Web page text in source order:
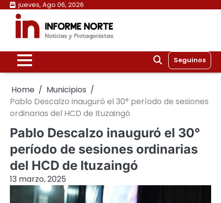
Skip
content
jueves, Ago 06, 2026
Seguinos
Home
Municipios
Pablo Descalzo inauguró el 30° período de sesiones
ordinarias del HCD de Ituzaingó
Pablo Descalzo inauguró el 30°
período de sesiones ordinarias
del HCD de Ituzaingó
13 marzo, 2025